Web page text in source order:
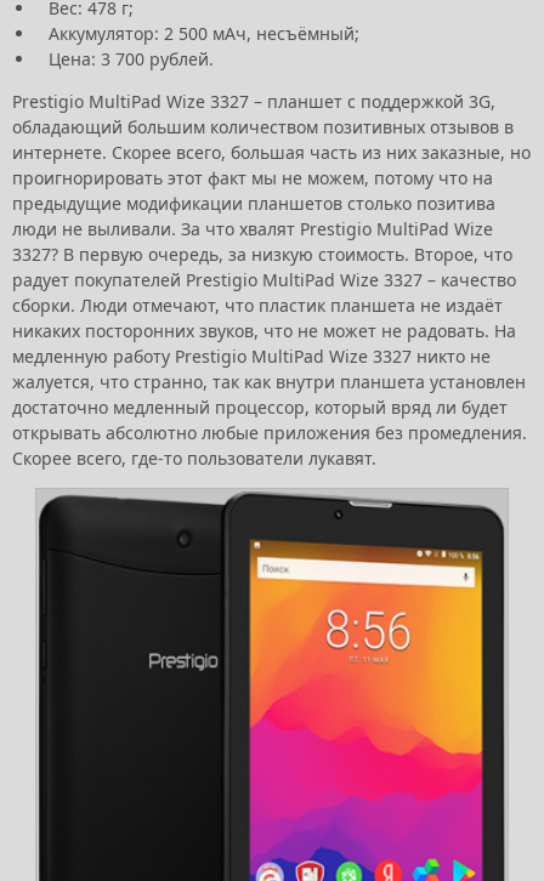
Вес: 478 г;
Аккумулятор: 2 500 мАч, несъёмный;
Цена: 3 700 рублей.
Prestigio MultiPad Wize 3327 – планшет с поддержкой 3G,
обладающий большим количеством позитивных отзывов в
интернете. Скорее всего, большая часть из них заказные, но
проигнорировать этот факт мы не можем, потому что на
предыдущие модификации планшетов столько позитива
люди не выливали. За что хвалят Prestigio MultiPad Wize
3327? В первую очередь, за низкую стоимость. Второе, что
радует покупателей Prestigio MultiPad Wize 3327 – качество
сборки. Люди отмечают, что пластик планшета не издаёт
никаких посторонних звуков, что не может не радовать. На
медленную работу Prestigio MultiPad Wize 3327 никто не
жалуется, что странно, так как внутри планшета установлен
достаточно медленный процессор, который вряд ли будет
открывать абсолютно любые приложения без промедления.
Скорее всего, где-то пользователи лукавят.